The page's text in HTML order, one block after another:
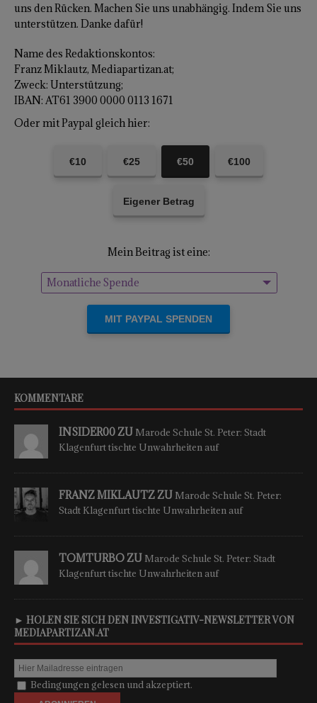
uns den Rücken. Machen Sie uns unabhängig. Indem Sie uns
unterstützen. Danke dafür!
Name des Redaktionskontos:
Franz Miklautz, Mediapartizan.at;
Zweck: Unterstützung;
IBAN: AT61 3900 0000 0113 1671
Oder mit Paypal gleich hier:
€10 €25 €50 €100
Eigener Betrag
Mein Beitrag ist eine:
Einmalige Spende
Monatliche Spende
KOMMENTARE
INSIDER00 ZU Marode Schule St. Peter: Stadt
Klagenfurt tischte Unwahrheiten auf
FRANZ MIKLAUTZ ZU Marode Schule St. Peter:
Stadt Klagenfurt tischte Unwahrheiten auf
TOMTURBO ZU Marode Schule St. Peter: Stadt
Klagenfurt tischte Unwahrheiten auf
► HOLEN SIE SICH DEN INVESTIGATIV-NEWSLETTER VON
MEDIAPARTIZAN.AT
Bedingungen gelesen und akzeptiert.